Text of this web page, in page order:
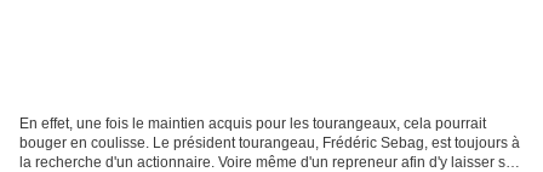
En effet, une fois le maintien acquis pour les tourangeaux, cela pourrait
bouger en coulisse. Le président tourangeau, Frédéric Sebag, est toujours à
la recherche d'un actionnaire. Voire même d'un repreneur afin d'y laisser sa